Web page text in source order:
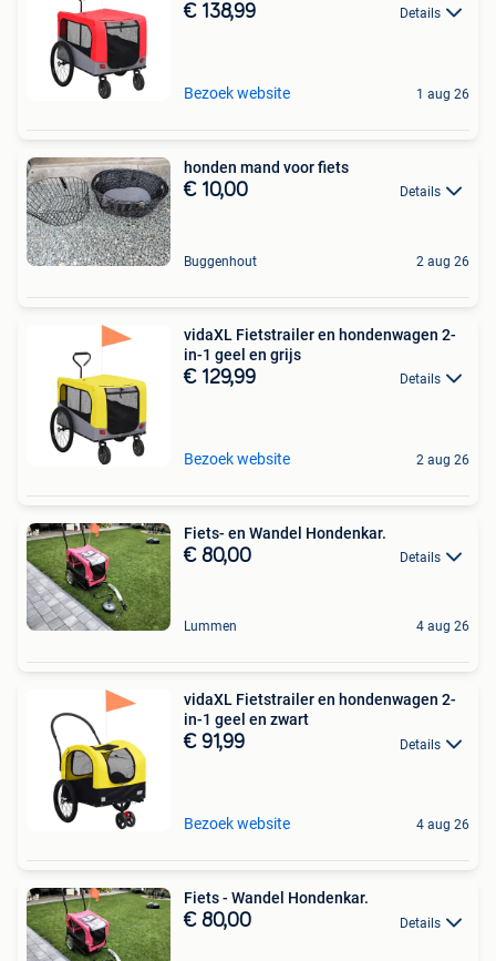
€ 138,99 Details
Bezoek website 1 aug 26
honden mand voor fiets
€ 10,00 Details
Buggenhout 2 aug 26
vidaXL Fietstrailer en hondenwagen 2-
in-1 geel en grijs
€ 129,99 Details
Bezoek website 2 aug 26
Fiets- en Wandel Hondenkar.
€ 80,00 Details
Lummen 4 aug 26
vidaXL Fietstrailer en hondenwagen 2-
in-1 geel en zwart
€ 91,99 Details
Bezoek website 4 aug 26
Fiets - Wandel Hondenkar.
€ 80,00 Details